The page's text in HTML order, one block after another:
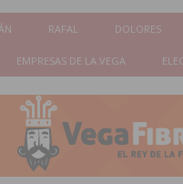
RAFAL DOLORES
EMPRESAS DE LA VEGA